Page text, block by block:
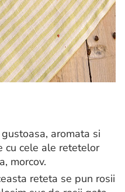
aromata si
cu cele ale retetelor
morcov.
reteta se pun rosii